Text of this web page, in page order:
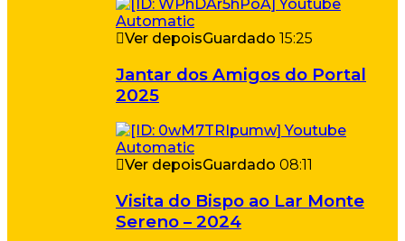
Ver depoisGuardado 15:25
Jantar dos Amigos do Portal
2025
Ver depoisGuardado 08:11
Visita do Bispo ao Lar Monte
Sereno – 2024